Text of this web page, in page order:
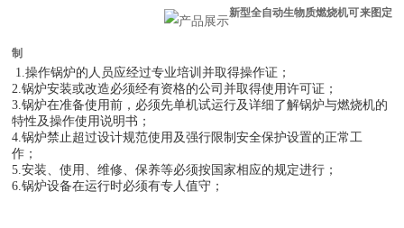
新型全自动生物质燃烧机可来图定
制
1.操作锅炉的人员应经过专业培训并取得操作证；
2.锅炉安装或改造必须经有资格的公司并取得使用许可证；
3.锅炉在准备使用前，必须先单机试运行及详细了解锅炉与燃烧机的
特性及操作使用说明书；
4.锅炉禁止超过设计规范使用及强行限制安全保护设置的正常工
作；
5.安装、使用、维修、保养等必须按国家相应的规定进行；
6.锅炉设备在运行时必须有专人值守；